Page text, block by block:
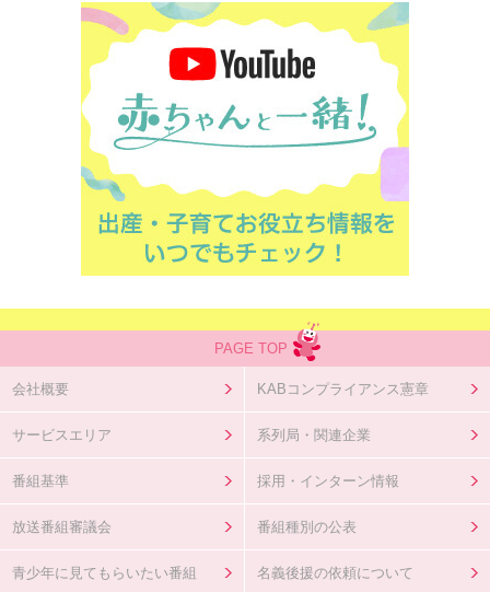
PAGE TOP
会社概要 KABコンプライアンス憲章
サービスエリア 系列局・関連企業
番組基準 採用・インターン情報
放送番組審議会 番組種別の公表
青少年に見てもらいたい番組 名義後援の依頼について